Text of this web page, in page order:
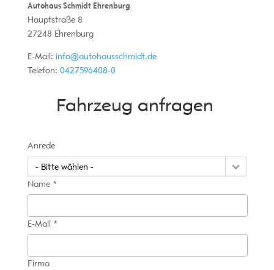
Autohaus Schmidt Ehrenburg
Hauptstraße 8
27248 Ehrenburg
E-Mail: info@autohausschmidt.de
Telefon: 0427596408-0
Fahrzeug anfragen
Anrede
- Bitte wählen -
Name *
E-Mail *
Firma